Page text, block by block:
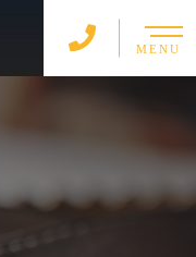
MENU